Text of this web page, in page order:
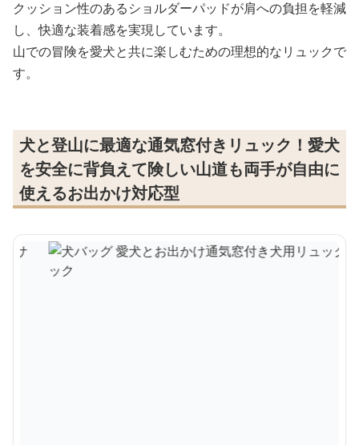
クッション性のあるショルダーパッドが肩への負担を軽減
し、快適な装着感を実現しています。
山での冒険を愛犬と共に楽しむための理想的なリュックで
す。
犬と登山に最適な通気窓付きリュック！愛犬
を安全に背負えて険しい山道も両手が自由に
使えるお出かけ対応型